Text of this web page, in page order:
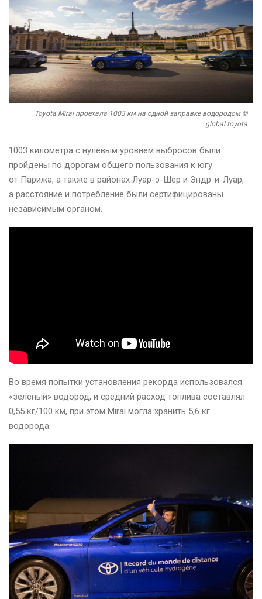
Toyota Mirai проехала 1003 км на одной заправке водородом ©
global.toyota
1003 километра с нулевым уровнем выбросов были
пройдены по дорогам общего пользования к югу
от Парижа, а также в районах Луар-э-Шер и Эндр-и-Луар,
а расстояние и потребление были сертифицированы
независимым органом.
Во время попытки установления рекорда использовался
«зеленый» водород, и средний расход топлива составлял
0,55 кг/100 км, при этом Mirai могла хранить 5,6 кг
водорода.